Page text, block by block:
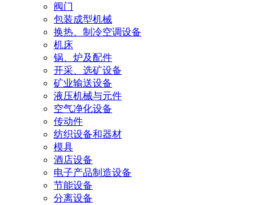
阀门
包装成型机械
换热、制冷空调设备
机床
锅、炉及配件
开采、选矿设备
矿业输送设备
液压机械与元件
空气净化设备
传动件
纺织设备和器材
模具
酒店设备
电子产品制造设备
节能设备
分离设备